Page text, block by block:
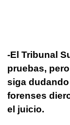
-El Tribunal
pruebas,
siga
forenses
el juicio.